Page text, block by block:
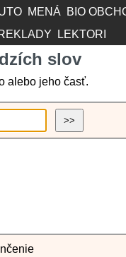
MENÁ
BIO
LEKTORI
slov
alebo jeho časť.